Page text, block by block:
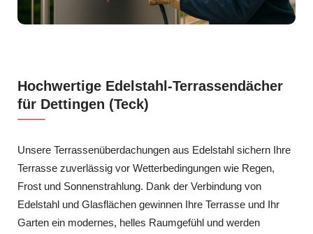
Hochwertige Edelstahl-Terrassendächer
für Dettingen (Teck)
Unsere Terrassenüberdachungen aus Edelstahl sichern Ihre
Terrasse zuverlässig vor Wetterbedingungen wie Regen,
Frost und Sonnenstrahlung. Dank der Verbindung von
Edelstahl und Glasflächen gewinnen Ihre Terrasse und Ihr
Garten ein modernes, helles Raumgefühl und werden